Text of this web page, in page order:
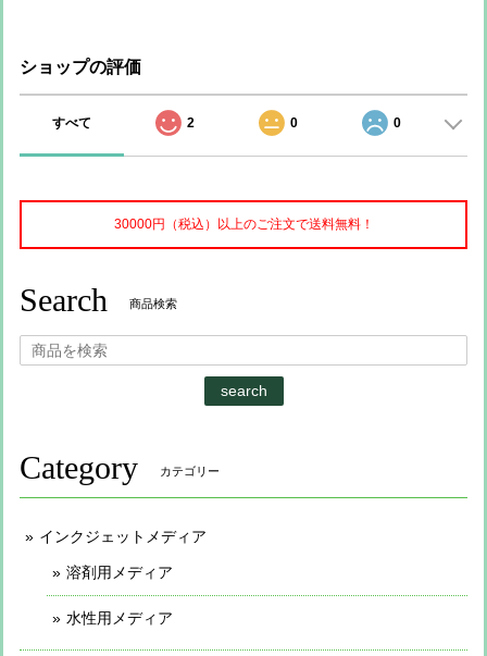
ショップの評価
すべて 2 0 0
30000円（税込）以上のご注文で送料無料！
Search 商品検索
search
Category カテゴリー
インクジェットメディア
溶剤用メディア
水性用メディア